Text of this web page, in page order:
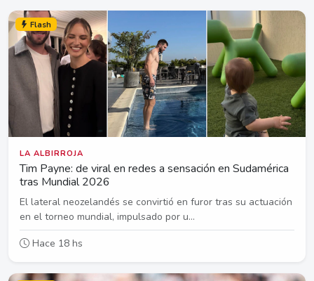
Flash
LA ALBIRROJA
Tim Payne: de viral en redes a sensación en Sudamérica
tras Mundial 2026
El lateral neozelandés se convirtió en furor tras su actuación
en el torneo mundial, impulsado por u...
Hace 18 hs